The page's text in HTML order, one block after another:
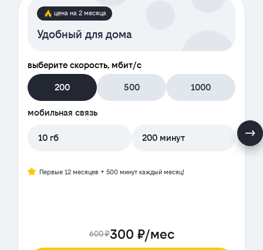
цена на 2 месяца
Удобный для дома
выберите скорость, мбит/с
200 500 1000
мобильная связь
10 гб 200 минут
Первые 12 месяцев + 500 минут каждый месяц!
600 ₽300 ₽/мес